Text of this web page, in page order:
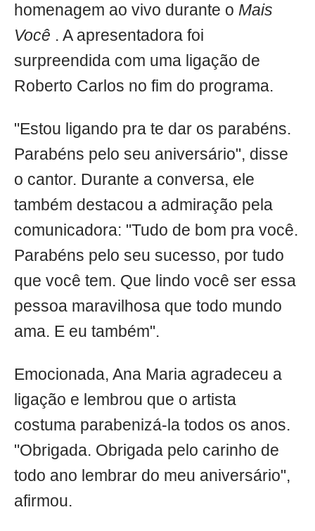
homenagem ao vivo durante o Mais
Você . A apresentadora foi
surpreendida com uma ligação de
Roberto Carlos no fim do programa.
"Estou ligando pra te dar os parabéns.
Parabéns pelo seu aniversário", disse
o cantor. Durante a conversa, ele
também destacou a admiração pela
comunicadora: "Tudo de bom pra você.
Parabéns pelo seu sucesso, por tudo
que você tem. Que lindo você ser essa
pessoa maravilhosa que todo mundo
ama. E eu também".
Emocionada, Ana Maria agradeceu a
ligação e lembrou que o artista
costuma parabenizá-la todos os anos.
"Obrigada. Obrigada pelo carinho de
todo ano lembrar do meu aniversário",
afirmou.